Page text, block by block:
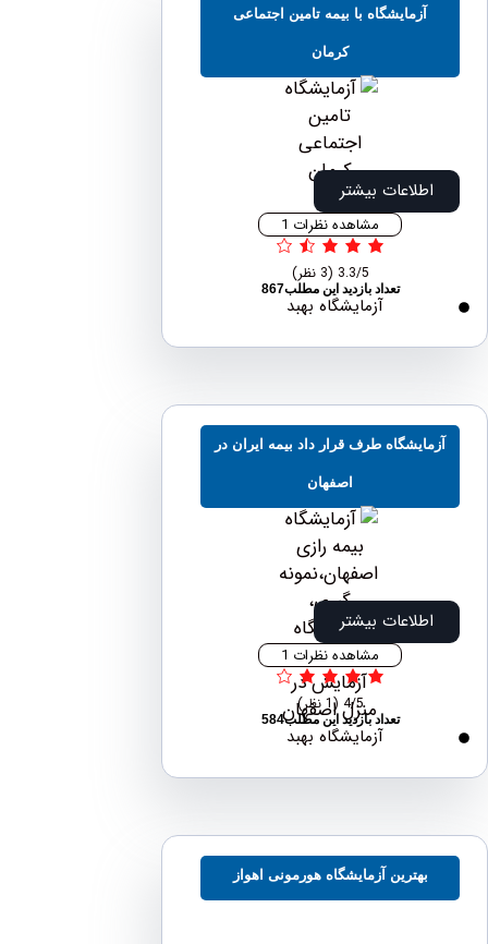
آزمایشگاه با بیمه تامین اجتماعی
اطلاعات بیشتر
مشاهده نظرات 1
تعداد بازدید این مطلب867
آزمایشگاه بهبد
طرف قرار داد بیمه ایران در
اطلاعات بیشتر
مشاهده نظرات 1
تعداد بازدید این مطلب584
آزمایشگاه بهبد
بهترین آزمایشگاه هورمونی اهواز